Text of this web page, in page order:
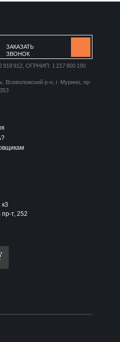
пр-т, 252
ЗАКАЗАТЬ
ЗВОНОК
912, ОГРНИП: 1 217 800 190
Всеволожский р-н, г. Мурино, пр-